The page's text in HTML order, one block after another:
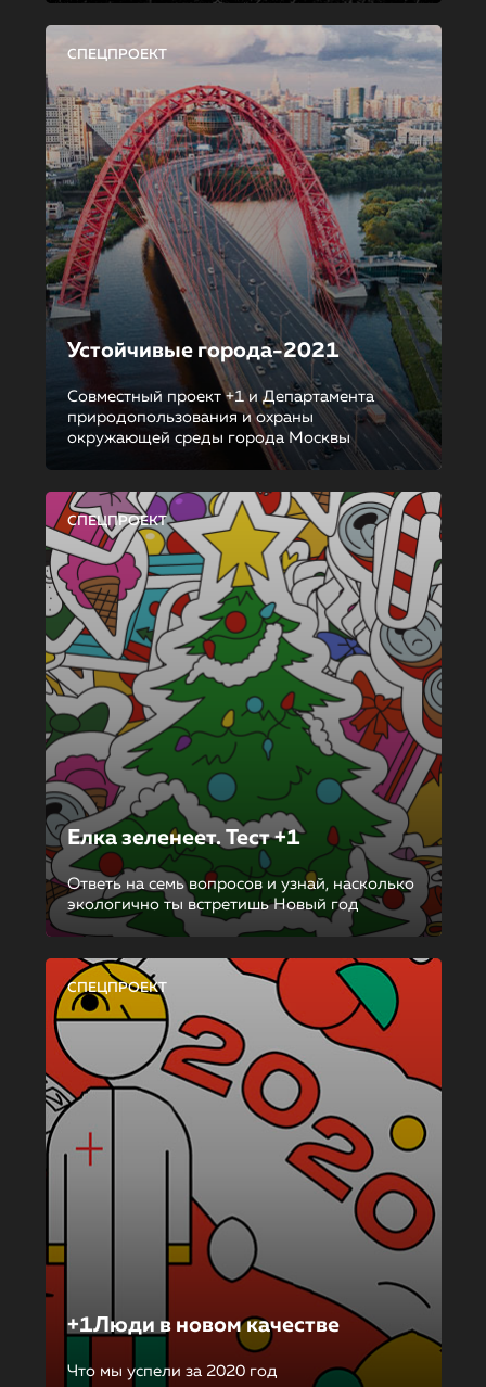
СПЕЦПРОЕКТ
Устойчивые города-2021
Совместный проект +1 и Департамента
природопользования и охраны
окружающей среды города Москвы
СПЕЦПРОЕКТ
Елка зеленеет. Тест +1
Ответь на семь вопросов и узнай, насколько
экологично ты встретишь Новый год
СПЕЦПРОЕКТ
+1Люди в новом качестве
Что мы успели за 2020 год